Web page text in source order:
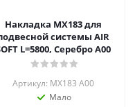
Накладка MX183 для
системы AIR
L=5800, Серебро А00
Артикул: MX183 A00
Мало